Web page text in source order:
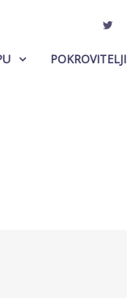
POKROVITELJI